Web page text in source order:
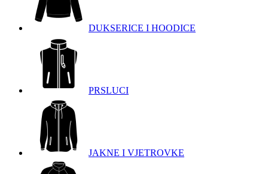
DUKSERICE I HOODICE
PRSLUCI
JAKNE I VJETROVKE